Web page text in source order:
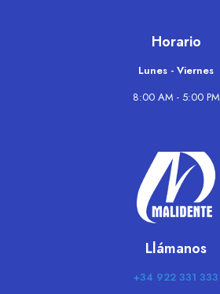
Horario
Lunes - Viernes
8:00 AM - 5:00 PM
Llámanos
+34 922 331 333